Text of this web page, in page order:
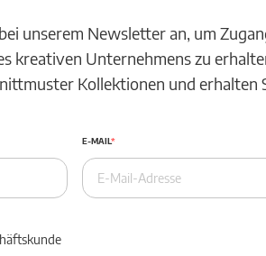
unserem Newsletter an, um
kreativen Unternehmens zu
Kollektionen und erhalten
E-MAIL